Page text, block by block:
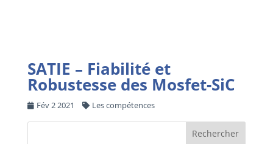
SATIE – Fiabilité et
Robustesse des Mosfet-SiC
Fév 2 2021 Les compétences